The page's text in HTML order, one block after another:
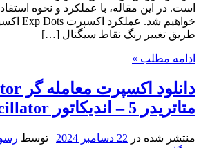
است. در این مقاله، با عملکرد و نحوه
طریق تغییر رنگ نقاط سیگنال […]
ادامه مطلب »
متاتریدر 5 – اندیکاتور PA Oscillator
منتشر شده در 22 دسامبر 2024 | توسط